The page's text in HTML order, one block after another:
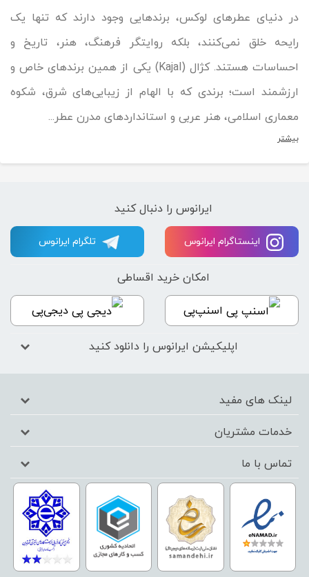
در دنیای عطرهای لوکس، برندهایی وجود دارند که تنها یک
رایحه خلق نمی‌کنند، بلکه روایتگر فرهنگ، هنر، تاریخ و
احساسات هستند. کژال (Kajal) یکی از همین برندهای خاص و
ارزشمند است؛ برندی که با الهام از زیبایی‌های شرق، شکوه
معماری اسلامی، هنر عربی و استانداردهای مدرن عطر...
بیشتر
ایرانوس را دنبال کنید
تلگرام ایرانوس اینستاگرام ایرانوس
امکان خرید اقساطی
اسنپ‌پی دیجی‌پی
اپلیکیشن ایرانوس را دانلود کنید
لینک های مفید
خدمات مشتریان
تماس با ما